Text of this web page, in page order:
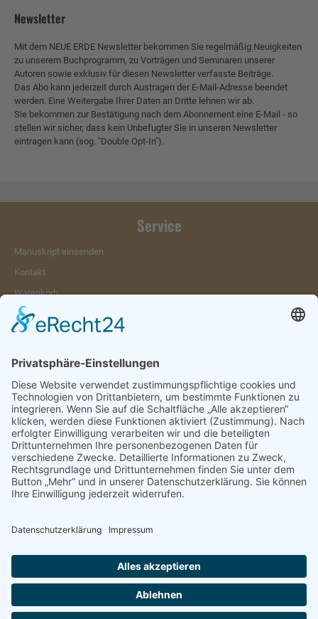
Newsletter
Mit dem NEUE ERDE Newsletter bekommen Sie regelmäßig Neuigkeiten
zu unserem Buchprogramm, zu Vorträgen und Seminaren unserer
Autoren sowie exklusiv für diesen Newsletter verfasste Beiträge.
Das Abo kann jederzeit durch Austragen der E-Mail-Adresse beendet
werden. Eine Weitergabe Ihrer Daten an Dritte lehnen wir ab.
Sie bekommen zur Bestätigung nach dem Abonnement eine E-Mail - so
stellen wir sicher, dass kein Unbefugter Sie in unseren Newsletter
eintragen kann (sog. "Double Opt-In").
Service
Manuskript einsenden
Kontakt
Warenkorb
Konto
Merkzettel
Vertrag widerrufen
Informationen
Impressum & Disclaimer
AGB und Widerrufsrecht
Verpackung und Versand
Social Media